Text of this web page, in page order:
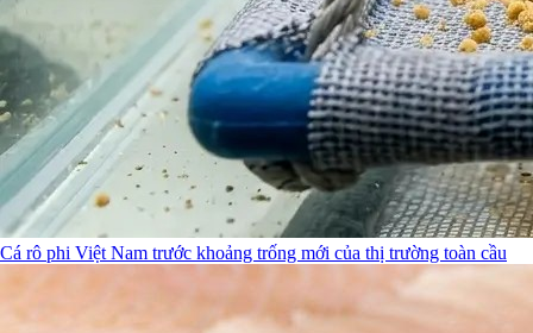
Cá rô phi Việt Nam trước khoảng trống mới của thị trường toàn cầu